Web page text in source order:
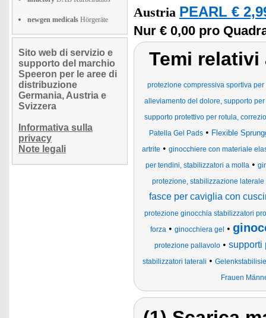
newgen medicals Hörgeräte
Sito web di servizio e
supporto del marchio
Speeron per le aree di
distribuzione
Germania, Austria e
Svizzera
Informativa sulla
privacy
Note legali
Austria PEARL €
Nur € 0,00 pro
Temi
protezione compressiva sportiva
alleviamento del dolore, supporto
supporto protettivo per rotula,
Patella Gel Pads• Flexible
artrite • ginocchiere con materiale
per tendini, stabilizzatori a molla •
protezione, stabilizzazione laterale
fasce per caviglia con
protezione ginocchia stabilizzatori
forza • ginocchiera gel •
protezione pallavolo • supporti
stabilizzatori laterali •
Frauen